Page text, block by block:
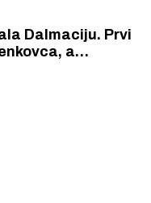
Dalmaciju. Prvi
a